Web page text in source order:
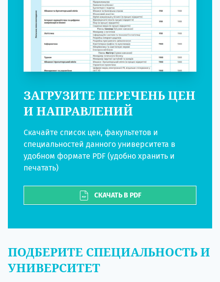
ЗАГРУЗИТЕ ПЕРЕЧЕНЬ ЦЕН
И НАПРАВЛЕНИЙ
Скачайте список цен, факультетов и
специальностей данного университета в
удобном формате PDF (удобно хранить и
печатать)
СКАЧАТЬ В PDF
ПОДБЕРИТЕ СПЕЦИАЛЬНОСТЬ И
УНИВЕРСИТЕТ